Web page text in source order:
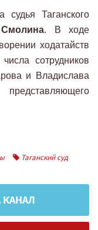
Таганского
. В ходе
ходатайств
сотрудников
и Владислава
Таганский суд
КАНАЛ